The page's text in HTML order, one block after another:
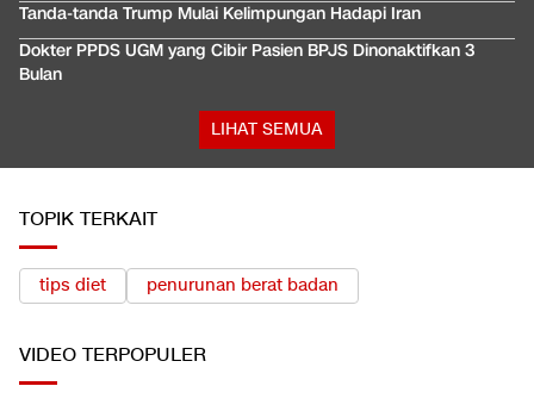
Tanda-tanda Trump Mulai Kelimpungan Hadapi Iran
Dokter PPDS UGM yang Cibir Pasien BPJS Dinonaktifkan 3
Bulan
LIHAT SEMUA
TOPIK TERKAIT
tips diet penurunan berat badan
VIDEO TERPOPULER